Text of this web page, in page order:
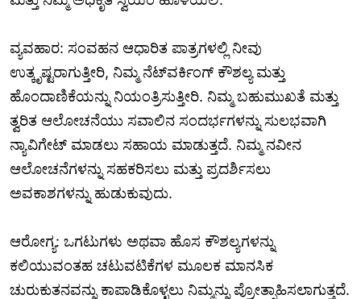
ವ್ಯವಹಾರ: ಸಂವಹನ ಆಧಾರಿತ ಪಾತ್ರಗಳಲ್ಲಿ ನೀವು
ಉತ್ಕೃಷ್ಟರಾಗುತ್ತೀರಿ, ನಿಮ್ಮ ನೆಟ್‌ವರ್ಕಿಂಗ್ ಕೌಶಲ್ಯ ಮತ್ತು
ಹೊಂದಾಣಿಕೆಯನ್ನು ನಿಯಂತ್ರಿಸುತ್ತೀರಿ. ನಿಮ್ಮ ಬಹುಮುಖತೆ ಮತ್ತು
ತ್ವರಿತ ಆಲೋಚನೆಯು ಸವಾಲಿನ ಸಂದರ್ಭಗಳನ್ನು ಸುಲಭವಾಗಿ
ನ್ಯಾವಿಗೇಟ್ ಮಾಡಲು ಸಹಾಯ ಮಾಡುತ್ತದೆ. ನಿಮ್ಮ ನವೀನ
ಆಲೋಚನೆಗಳನ್ನು ಸಹಕರಿಸಲು ಮತ್ತು ಪ್ರದರ್ಶಿಸಲು
ಅವಕಾಶಗಳನ್ನು ಹುಡುಕುವುದು.
ಆರೋಗ್ಯ: ಒಗಟುಗಳು ಅಥವಾ ಹೊಸ ಕೌಶಲ್ಯಗಳನ್ನು
ಕಲಿಯುವಂತಹ ಚಟುವಟಿಕೆಗಳ ಮೂಲಕ ಮಾನಸಿಕ
ಚುರುಕುತನವನ್ನು ಕಾಪಾಡಿಕೊಳ್ಳಲು ನಿಮ್ಮನ್ನು ಪ್ರೋತ್ಸಾಹಿಸಲಾಗುತ್ತದೆ.